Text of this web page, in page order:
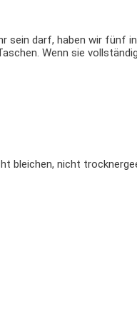
sein darf, haben wir fünf
Wenn sie
bleichen, nicht